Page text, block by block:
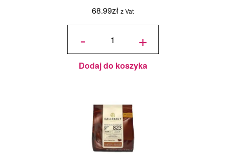
68.99zł z Vat
-
ilość
811 -
Barry
Callebaut
54,5% 3/5
- 1 kg
+
Dodaj do koszyka